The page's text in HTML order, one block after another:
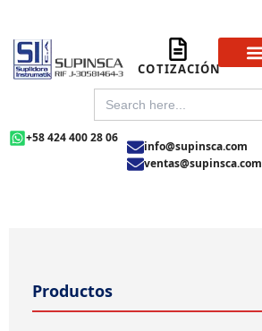
contenido
COTIZACIÓN
SEARCH
FOR:
+58 424 400 28 06
info@supinsca.com
ventas@supinsca.com
Productos